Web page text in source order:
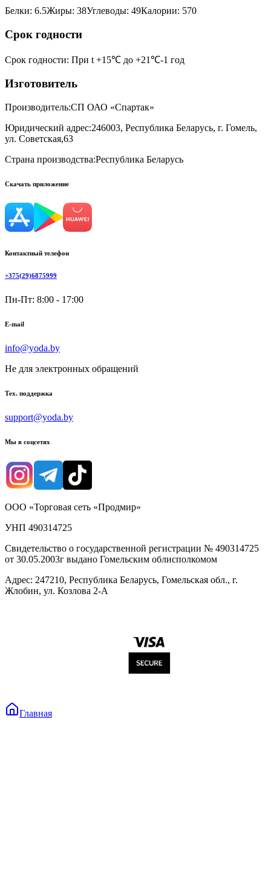
Белки: 6.5Жиры: 38Углеводы: 49Калории: 570
Срок годности
Срок годности: При t +15℃ до +21℃-1 год
Изготовитель
Производитель:СП ОАО «Спартак»
Юридический адрес:246003, Республика Беларусь, г. Гомель,
ул. Советская,63
Страна производства:Республика Беларусь
Скачать приложение
Контактный телефон
+375(29)6875999
Пн-Пт: 8:00 - 17:00
E-mail
info@yoda.by
Не для электронных обращений
Тех. поддержка
support@yoda.by
Мы в соцсетях
ООО «Торговая сеть «Продмир»
УНП 490314725
Свидетельство о государственной регистрации № 490314725
от 30.05.2003г выдано Гомельским облисполкомом
Адрес: 247210, Республика Беларусь, Гомельская обл., г.
Жлобин, ул. Козлова 2-А
Главная